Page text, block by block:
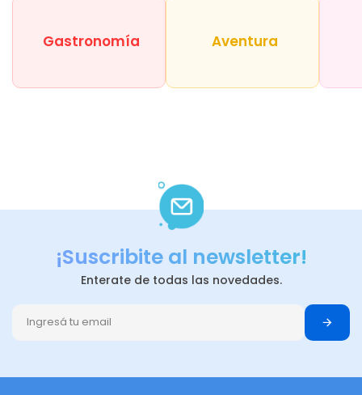
Gastronomía Aventura
¡Suscribite al newsletter!
Enterate de todas las novedades.